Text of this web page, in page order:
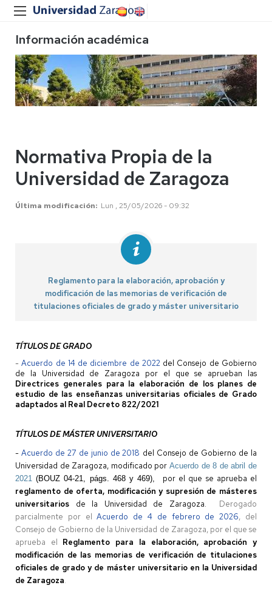
Información académica
Normativa Propia de la
Universidad de Zaragoza
Última modificación Lun , 25/05/2026 - 09:32
Reglamento para la elaboración, aprobación y
modificación de las memorias de verificación de
titulaciones oficiales de grado y máster universitario
TÍTULOS DE GRADO
-Acuerdo de 14 de diciembre de 2022 del Consejo de Gobierno
de la Universidad de Zaragoza por el que se aprueban las
Directrices generales para la elaboración de los planes de
estudio de las enseñanzas universitarias oficiales de Grado
adaptados al Real Decreto 822/2021
TÍTULOS DE MÁSTER UNIVERSITARIO
- Acuerdo de 27 de junio de 2018 del Consejo de Gobierno de la
Universidad de Zaragoza, modificado por Acuerdo de 8 de abril de
2021 (BOUZ 04-21, págs. 468 y 469),
por el que se aprueba el
reglamento de oferta, modificación y supresión de másteres
universitarios de la Universidad de Zaragoza.
Derogado
parcialmente por elAcuerdo de 4 de febrero de 2026, del
Consejo de Gobierno de la Universidad de Zaragoza, por el que se
aprueba el Reglamento para la elaboración, aprobación y
modificación de las memorias de verificación de titulaciones
oficiales de grado y de máster universitario en la Universidad
de Zaragoza.